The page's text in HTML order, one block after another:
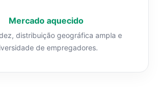
Mercado aquecido
distribuição geográfica ampla e
de empregadores.